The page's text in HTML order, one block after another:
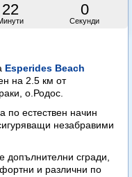
21 58
Секунди
Esperides Beach
на 2.5 км от
о.Родос.
по естествен начин
незабравими
допълнителни сгради,
и различни по